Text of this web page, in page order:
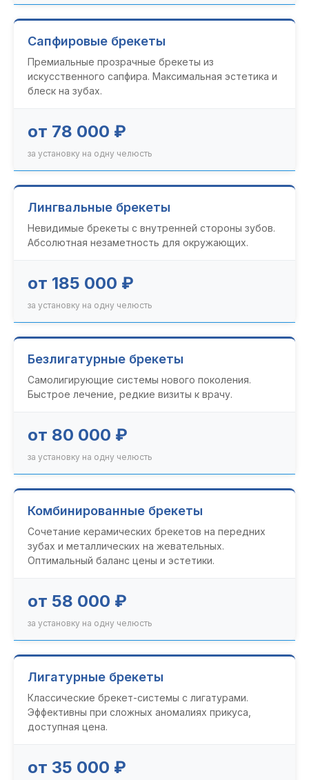
Сапфировые брекеты
Премиальные прозрачные брекеты из
искусственного сапфира. Максимальная эстетика и
блеск на зубах.
от 78 000 ₽
за установку на одну челюсть
Лингвальные брекеты
Невидимые брекеты с внутренней стороны зубов.
Абсолютная незаметность для окружающих.
от 185 000 ₽
за установку на одну челюсть
Безлигатурные брекеты
Самолигирующие системы нового поколения.
Быстрое лечение, редкие визиты к врачу.
от 80 000 ₽
за установку на одну челюсть
Комбинированные брекеты
Сочетание керамических брекетов на передних
зубах и металлических на жевательных.
Оптимальный баланс цены и эстетики.
от 58 000 ₽
за установку на одну челюсть
Лигатурные брекеты
Классические брекет-системы с лигатурами.
Эффективны при сложных аномалиях прикуса,
доступная цена.
от 35 000 ₽